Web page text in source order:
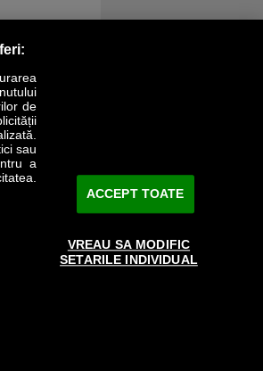
OPINII
Magazin
de
sau
a
ACCEPT TOATE
VREAU SA MODIFIC
SETARILE INDIVIDUAL